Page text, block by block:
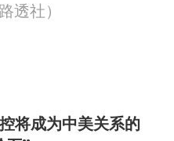
透社）
将成为中美关系的